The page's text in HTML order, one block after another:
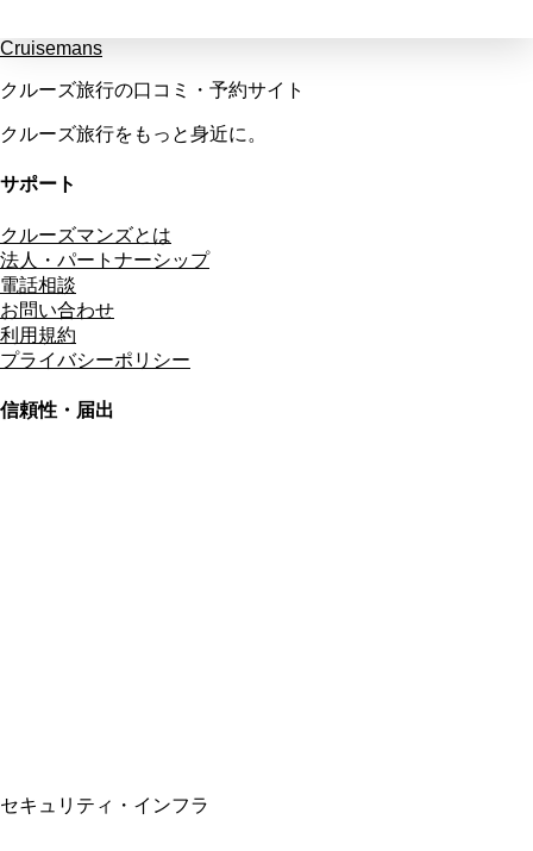
Cruisemans
クルーズ旅行の口コミ・予約サイト
クルーズ旅行をもっと身近に。
サポート
クルーズマンズとは
法人・パートナーシップ
電話相談
お問い合わせ
利用規約
プライバシーポリシー
信頼性・届出
セキュリティ・インフラ